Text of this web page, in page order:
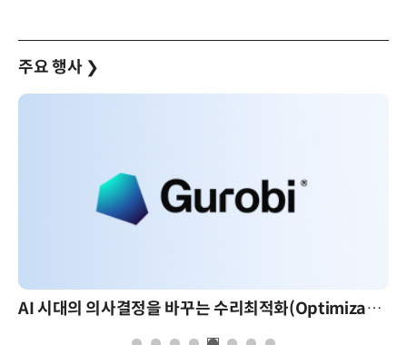
주요 행사 ❯
AI 시대의 의사결정을 바꾸는 수리최적화(Optimization): 실제 산업 적용 사례와 활용 전략